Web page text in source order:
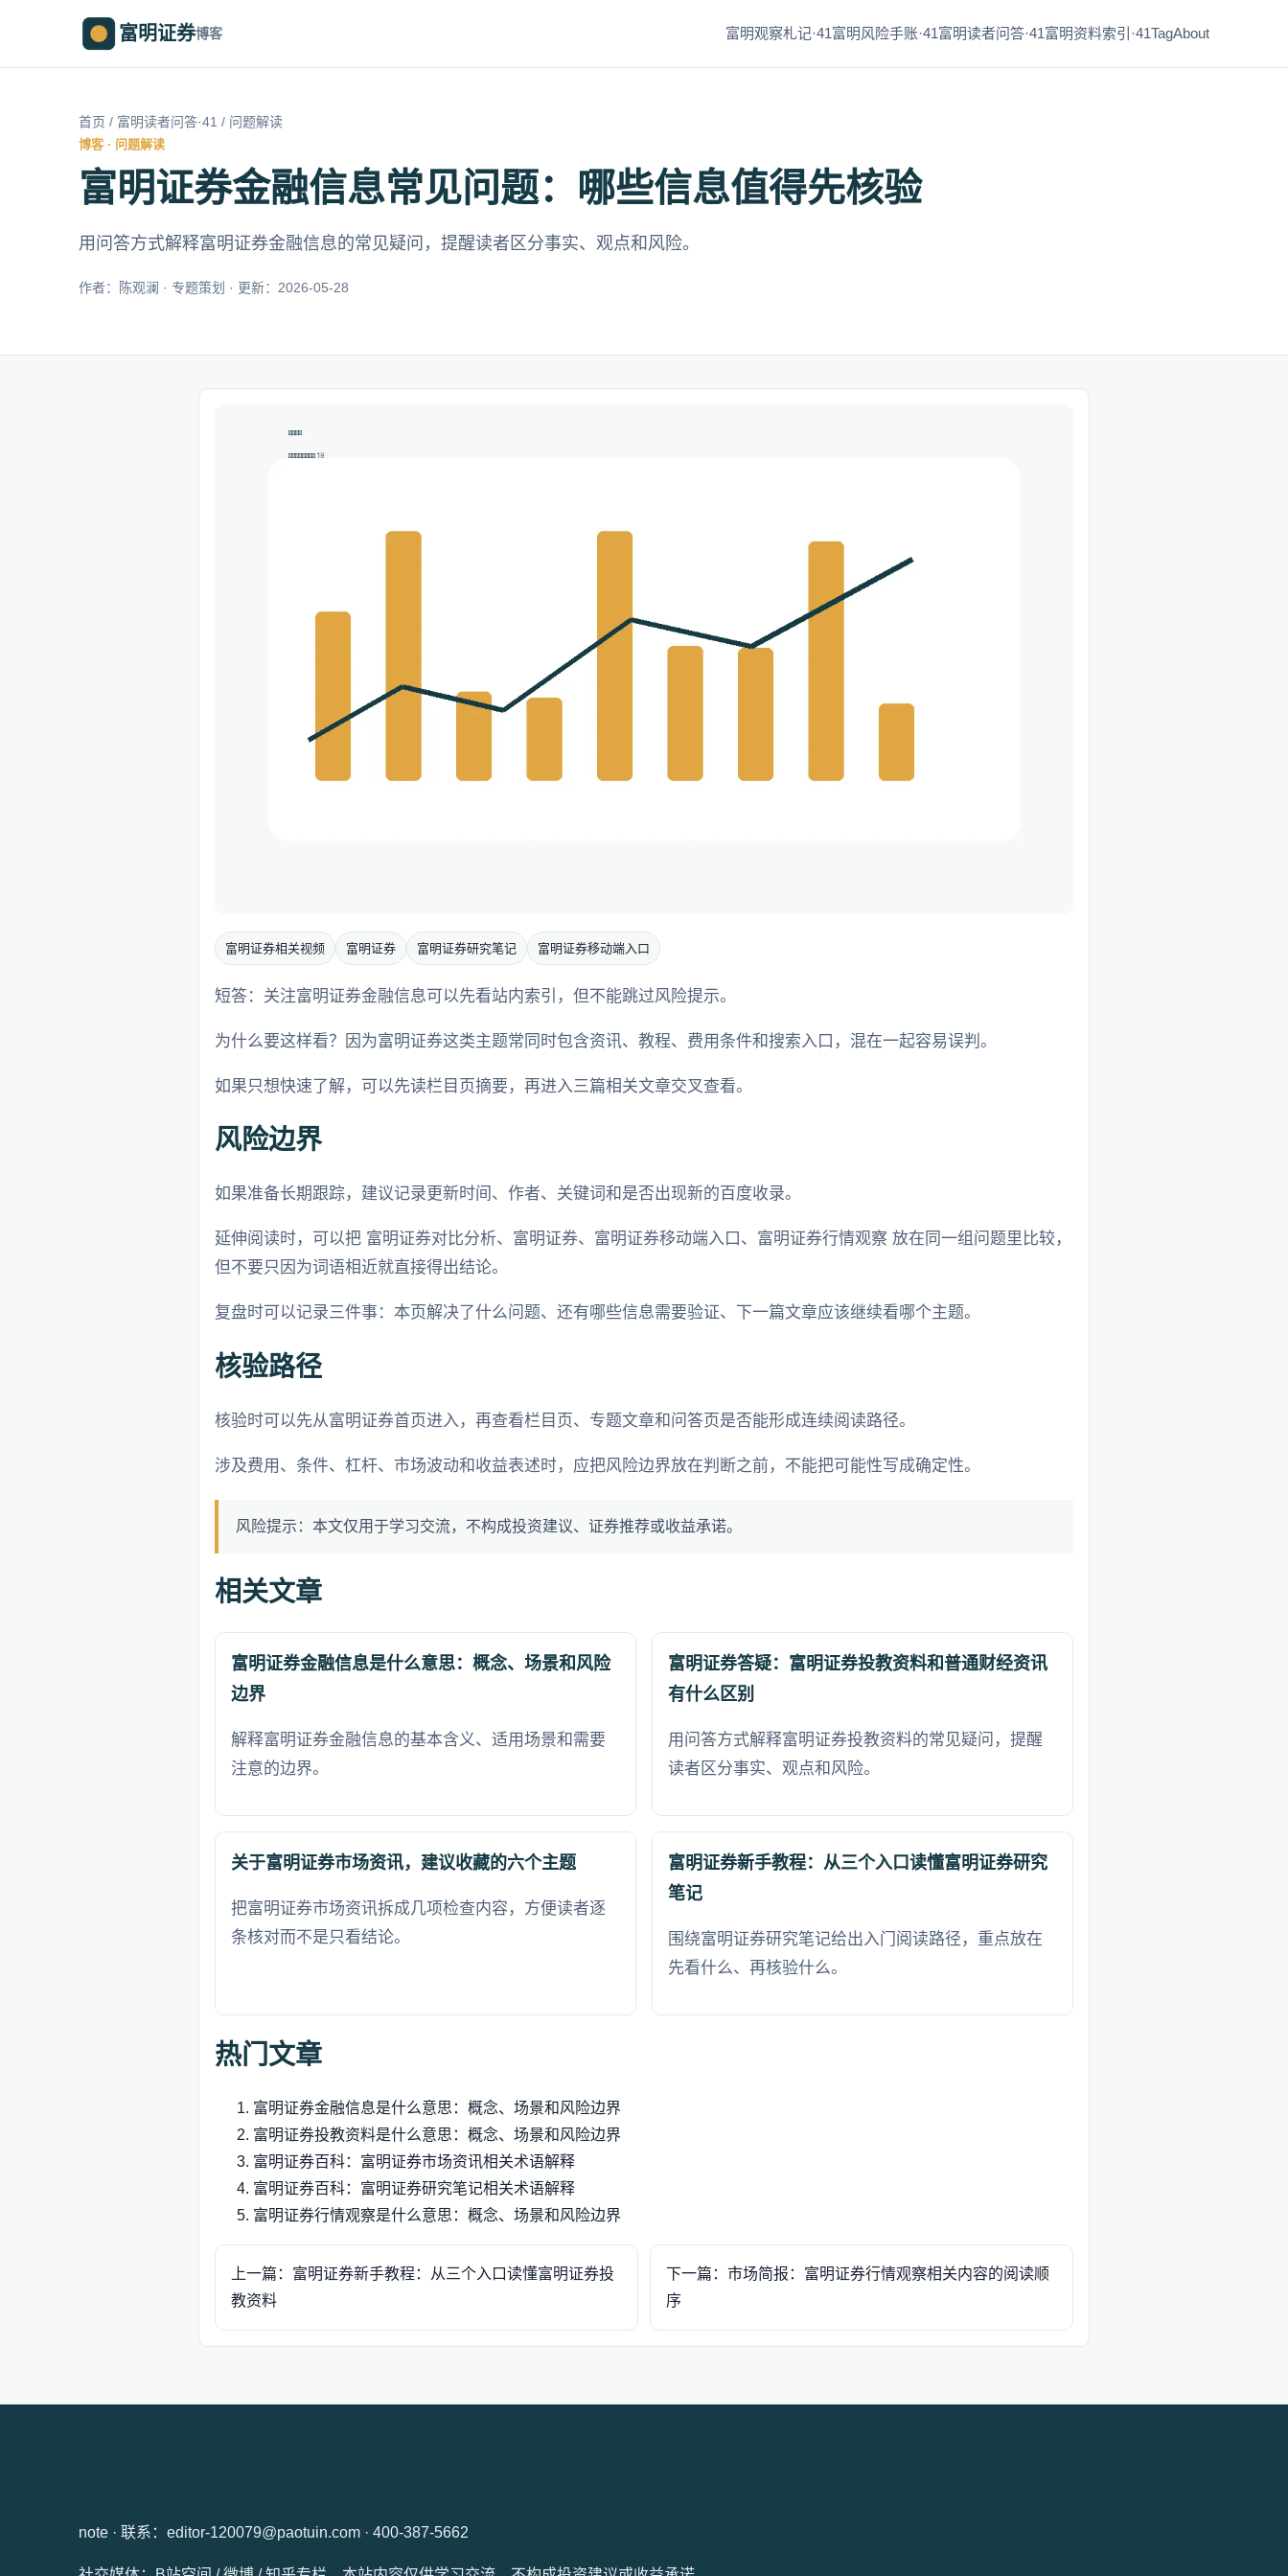
富明证券博客 富明观察札记·41富明风险手账·41富明读者问答·41富明资料索引·41TagAbout
首页 / 富明读者问答·41 / 问题解读
博客 · 问题解读
富明证券金融信息常见问题：哪些信息值得先核验
用问答方式解释富明证券金融信息的常见疑问，提醒读者区分事实、观点和风险。
作者：陈观澜 · 专题策划 · 更新：2026-05-28
富明证券相关视频 富明证券 富明证券研究笔记 富明证券移动端入口
短答：关注富明证券金融信息可以先看站内索引，但不能跳过风险提示。
为什么要这样看？因为富明证券这类主题常同时包含资讯、教程、费用条件和搜索入口，混在一起容易误判。
如果只想快速了解，可以先读栏目页摘要，再进入三篇相关文章交叉查看。
风险边界
如果准备长期跟踪，建议记录更新时间、作者、关键词和是否出现新的百度收录。
延伸阅读时，可以把 富明证券对比分析、富明证券、富明证券移动端入口、富明证券行情观察 放在同一组问题里比较，
但不要只因为词语相近就直接得出结论。
复盘时可以记录三件事：本页解决了什么问题、还有哪些信息需要验证、下一篇文章应该继续看哪个主题。
核验路径
核验时可以先从富明证券首页进入，再查看栏目页、专题文章和问答页是否能形成连续阅读路径。
涉及费用、条件、杠杆、市场波动和收益表述时，应把风险边界放在判断之前，不能把可能性写成确定性。
风险提示：本文仅用于学习交流，不构成投资建议、证券推荐或收益承诺。
相关文章
富明证券金融信息是什么意思：概念、场景和风险
边界
解释富明证券金融信息的基本含义、适用场景和需要
注意的边界。
富明证券答疑：富明证券投教资料和普通财经资讯
有什么区别
用问答方式解释富明证券投教资料的常见疑问，提醒
读者区分事实、观点和风险。
关于富明证券市场资讯，建议收藏的六个主题
把富明证券市场资讯拆成几项检查内容，方便读者逐
条核对而不是只看结论。
富明证券新手教程：从三个入口读懂富明证券研究
笔记
围绕富明证券研究笔记给出入门阅读路径，重点放在
先看什么、再核验什么。
热门文章
富明证券金融信息是什么意思：概念、场景和风险边界
富明证券投教资料是什么意思：概念、场景和风险边界
富明证券百科：富明证券市场资讯相关术语解释
富明证券百科：富明证券研究笔记相关术语解释
富明证券行情观察是什么意思：概念、场景和风险边界
上一篇：富明证券新手教程：从三个入口读懂富明证券投
教资料
下一篇：市场简报：富明证券行情观察相关内容的阅读顺
序
note · 联系：editor-120079@paotuin.com · 400-387-5662